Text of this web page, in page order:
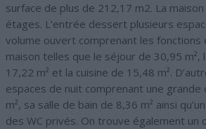
surface de plus de 212,17 m2. La
étages. L’entrée dessert plusieurs
volume ouvert comprenant les fonctions
maison telles que le séjour de 30,95 m²,
17,22 m² et la cuisine de 15,48 m².
espaces de nuit comprenant une grande
m², sa salle de bain de 8,36 m² ainsi
des WC privés. On trouve également un